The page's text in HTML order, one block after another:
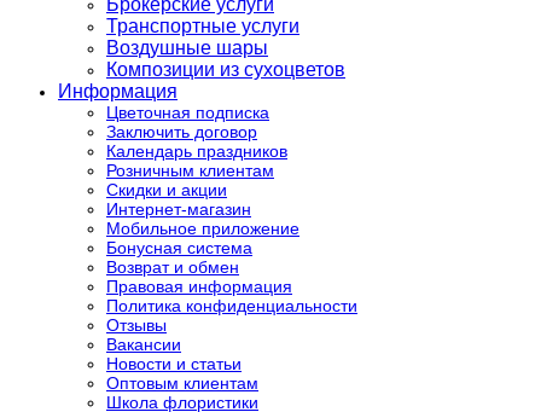
Брокерские услуги
Транспортные услуги
Воздушные шары
Композиции из сухоцветов
Информация
Цветочная подписка
Заключить договор
Календарь праздников
Розничным клиентам
Скидки и акции
Интернет-магазин
Мобильное приложение
Бонусная система
Возврат и обмен
Правовая информация
Политика конфиденциальности
Отзывы
Вакансии
Новости и статьи
Оптовым клиентам
Школа флористики